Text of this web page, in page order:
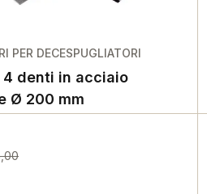
PER DECESPUGLIATORI
4 denti in acciaio
Ø 200 mm